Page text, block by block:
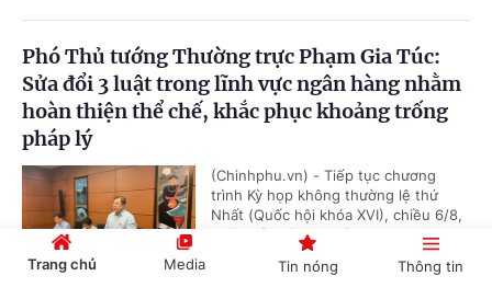
Phó Thủ tướng Thường trực Phạm Gia Túc:
Sửa đổi 3 luật trong lĩnh vực ngân hàng nhằm
hoàn thiện thể chế, khắc phục khoảng trống
pháp lý
(Chinhphu.vn) - Tiếp tục chương
trình Kỳ họp không thường lệ thứ
Nhất (Quốc hội khóa XVI), chiều 6/8,
Phó Thủ tướng Thường trực Phạm...
Trang chủ Media Tin nóng Thông tin